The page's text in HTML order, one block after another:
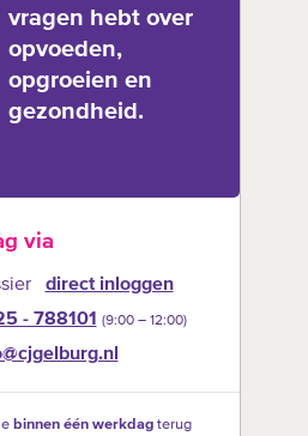
vragen hebt over
opvoeden,
opgroeien en
gezondheid.
via
direct inloggen
- 788101 (9:00 –‍ 12:00)
binnen één werkdagterug